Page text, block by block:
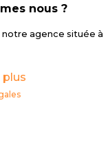
nous ?
agence située à
plus